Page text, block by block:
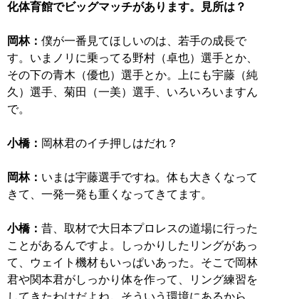
化体育館でビッグマッチがあります。見所は？
岡林： 僕が一番見てほしいのは、若手の成長で
す。いまノリに乗ってる野村（卓也）選手とか、
その下の青木（優也）選手とか。上にも宇藤（純
久）選手、菊田（一美）選手、いろいろいますん
で。
小橋： 岡林君のイチ押しはだれ？
岡林： いまは宇藤選手ですね。体も大きくなって
きて、一発一発も重くなってきてます。
小橋： 昔、取材で大日本プロレスの道場に行った
ことがあるんですよ。しっかりしたリングがあっ
て、ウェイト機材もいっぱいあった。そこで岡林
君や関本君がしっかり体を作って、リング練習を